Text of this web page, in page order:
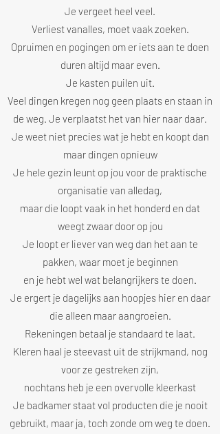
Je vergeet heel veel.
Verliest vanalles, moet vaak zoeken.
Opruimen en pogingen om er iets aan te doen
duren altijd maar even.
Je kasten puilen uit.
Veel dingen kregen nog geen plaats en staan in
de weg. Je verplaatst het van hier naar daar.
Je weet niet precies wat je hebt en koopt dan
maar dingen opnieuw
Je hele gezin leunt op jou voor de praktische
organisatie van alledag,
maar die loopt vaak in het honderd en dat
weegt zwaar door op jou
Je loopt er liever van weg dan het aan te
pakken, waar moet je beginnen
en je hebt wel wat belangrijkers te doen.
Je ergert je dagelijks aan hoopjes hier en daar
die alleen maar aangroeien.
Rekeningen betaal je standaard te laat.
Kleren haal je steevast uit de strijkmand, nog
voor ze gestreken zijn,
nochtans heb je een overvolle kleerkast
Je badkamer staat vol producten die je nooit
gebruikt, maar ja, toch zonde om weg te doen.